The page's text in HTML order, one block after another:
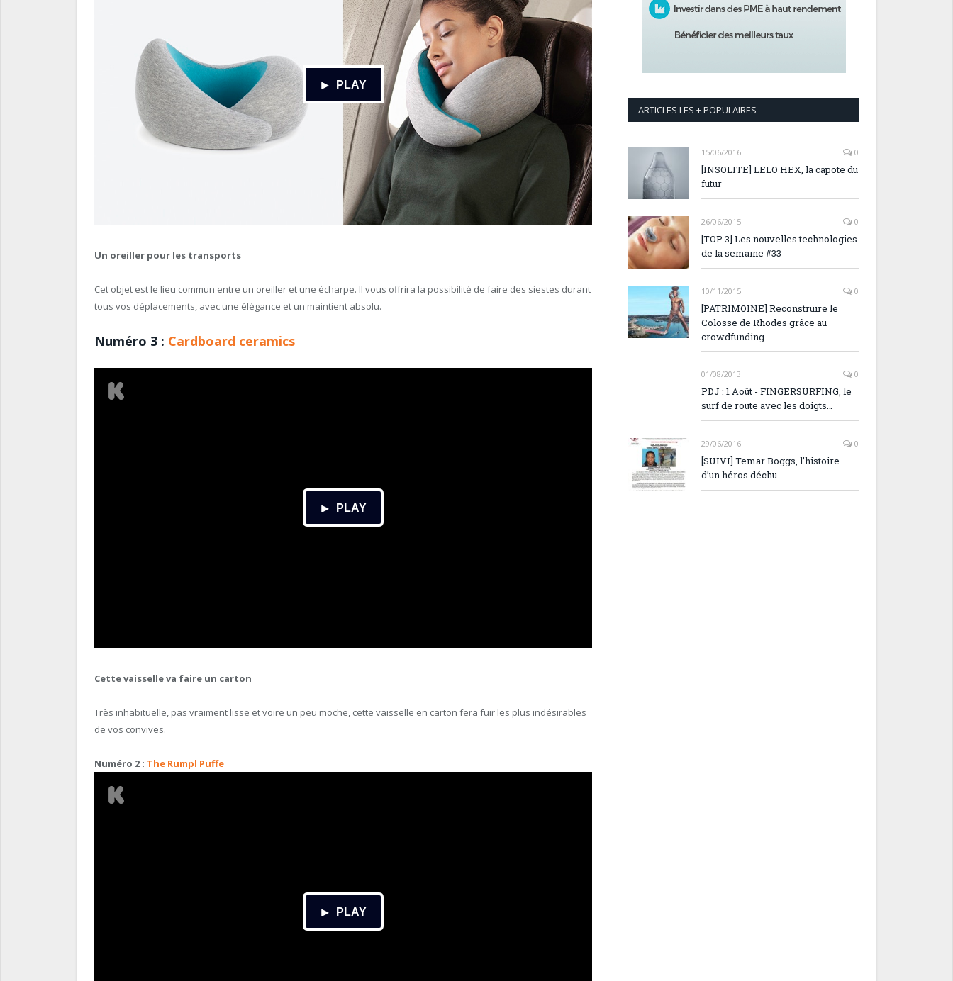
Un oreiller pour les transports
Cet objet est le lieu commun entre un oreiller et une écharpe. Il vous offrira la possibilité de faire des siestes durant
tous vos déplacements, avec une élégance et un maintient absolu.
Numéro 3 : Cardboard ceramics
Cette vaisselle va faire un carton
Très inhabituelle, pas vraiment lisse et voire un peu moche, cette vaisselle en carton fera fuir les plus indésirables
de vos convives.
Numéro 2 : The Rumpl Puffe
ARTICLES LES + POPULAIRES
15/06/2016 0
[INSOLITE] LELO HEX, la capote du
futur
26/06/2015 0
[TOP 3] Les nouvelles technologies
de la semaine #33
10/11/2015 0
[PATRIMOINE] Reconstruire le
Colosse de Rhodes grâce au
crowdfunding
01/08/2013 0
PDJ : 1 Août - FINGERSURFING, le
surf de route avec les doigts…
29/06/2016 0
[SUIVI] Temar Boggs, l’histoire
d’un héros déchu